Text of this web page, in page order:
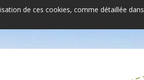
de ces cookies, comme détaillée dans